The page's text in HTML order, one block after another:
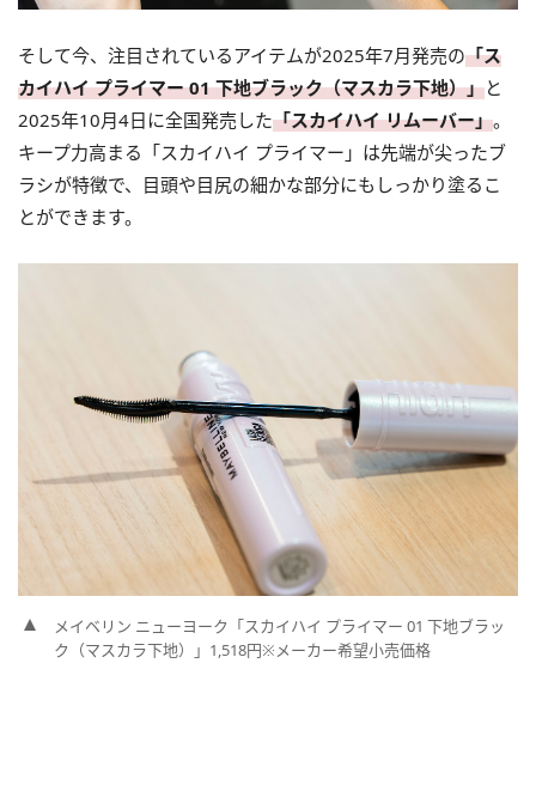
そして今、注目されているアイテムが2025年7月発売の「ス
カイハイ プライマー 01 下地ブラック（マスカラ下地）」と
2025年10月4日に全国発売した「スカイハイ リムーバー」。
キープ力高まる「スカイハイ プライマー」は先端が尖ったブ
ラシが特徴で、目頭や目尻の細かな部分にもしっかり塗るこ
とができます。
メイベリン ニューヨーク「スカイハイ プライマー 01 下地ブラッ
ク（マスカラ下地）」1,518円※メーカー希望小売価格